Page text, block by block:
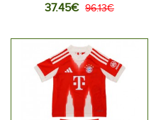
Vieraspeliasu 2026-27
housut)
37.45€ 96.13€